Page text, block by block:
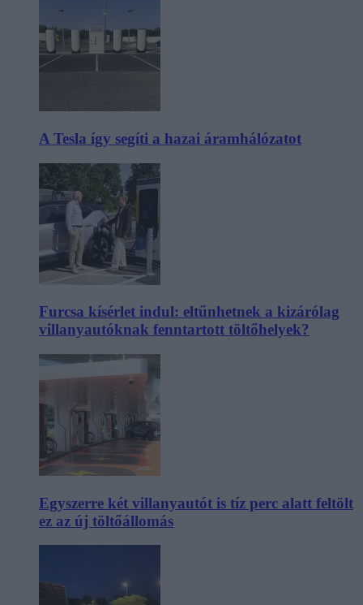
A Tesla így segíti a hazai áramhálózatot
Furcsa kísérlet indul: eltűnhetnek a kizárólag
villanyautóknak fenntartott töltőhelyek?
Egyszerre két villanyautót is tíz perc alatt feltölt
ez az új töltőállomás